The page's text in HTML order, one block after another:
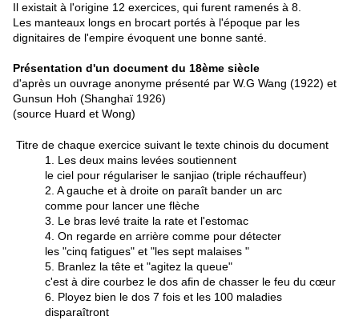
Il existait à l'origine 12 exercices, qui furent ramenés à 8.
Les manteaux longs en brocart portés à l'époque par les
dignitaires de l'empire évoquent une bonne santé.
Présentation d'un document du 18ème siècle
d'après un ouvrage anonyme présenté par W.G Wang (1922) et
Gunsun Hoh (Shanghaï 1926)
(source Huard et Wong)
Titre de chaque exercice suivant le texte chinois du document
1. Les deux mains levées soutiennent
le ciel pour régulariser le sanjiao (triple réchauffeur)
2. A gauche et à droite on paraît bander un arc
comme pour lancer une flèche
3. Le bras levé traite la rate et l'estomac
4. On regarde en arrière comme pour détecter
les "cinq fatigues" et "les sept malaises "
5. Branlez la tête et "agitez la queue"
c'est à dire courbez le dos afin de chasser le feu du cœur
6. Ployez bien le dos 7 fois et les 100 maladies
disparaîtront